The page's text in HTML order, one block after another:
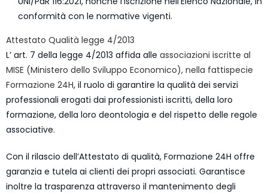
conformità con le normative vigenti.
Attestato Qualità legge 4/2013
L’ art. 7 della legge 4/2013 affida alle associazioni iscritte al
MISE (Ministero dello Sviluppo Economico), nella fattispecie
Formazione 24H, il ruolo di garantire la qualità dei servizi
professionali erogati dai professionisti iscritti, della loro
formazione, della loro deontologia e del rispetto delle regole
associative.
Con il rilascio dell’Attestato di qualità, Formazione 24H offre
garanzia e tutela ai clienti dei propri associati. Garantisce
inoltre la trasparenza attraverso il mantenimento degli